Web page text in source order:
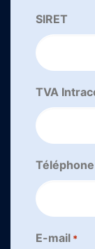
SIRET
TVA
Téléphone
E-mail *